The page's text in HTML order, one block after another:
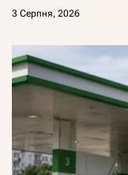
3 Серпня, 2026